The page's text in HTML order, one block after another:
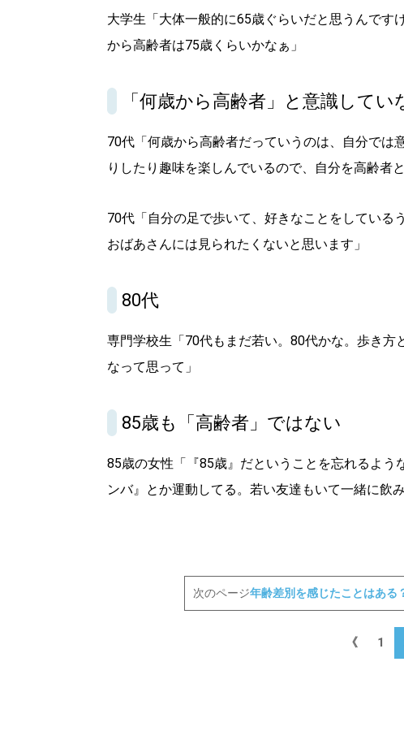
大学生「大体一般的に65歳ぐらいだと思うんで
から高齢者は75歳くらいかなぁ」
「何歳から高齢者」と意識してい
70代「何歳から高齢者だっていうのは、自分では
りしたり趣味を楽しんでいるので、自分を高齢者
70代「自分の足で歩いて、好きなことをしている
おばあさんには見られたくないと思います」
80代
専門学校生「70代もまだ若い。80代かな。歩き
なって思って」
85歳も「高齢者」ではない
85歳の女性「『85歳』だということを忘れるよ
ンバ』とか運動してる。若い友達もいて一緒に飲
次のページ年齢差別を感じたことはある
《 1